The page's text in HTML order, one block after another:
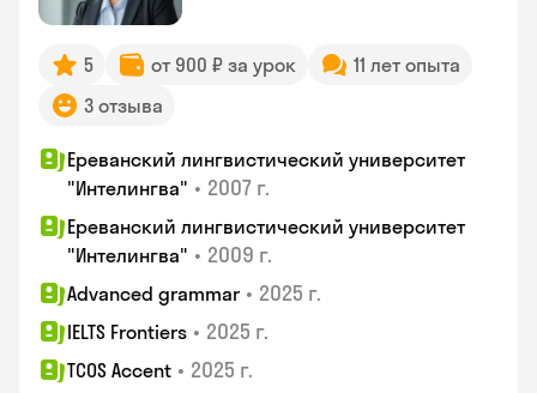
5 от 900 ₽ за урок
11 лет опыта
3 отзыва
Ереванский лингвистический университет
"Интелингва" • 2007 г.
Ереванский лингвистический университет
"Интелингва" • 2009 г.
Advanced grammar • 2025 г.
IELTS Frontiers • 2025 г.
TCOS Accent • 2025 г.